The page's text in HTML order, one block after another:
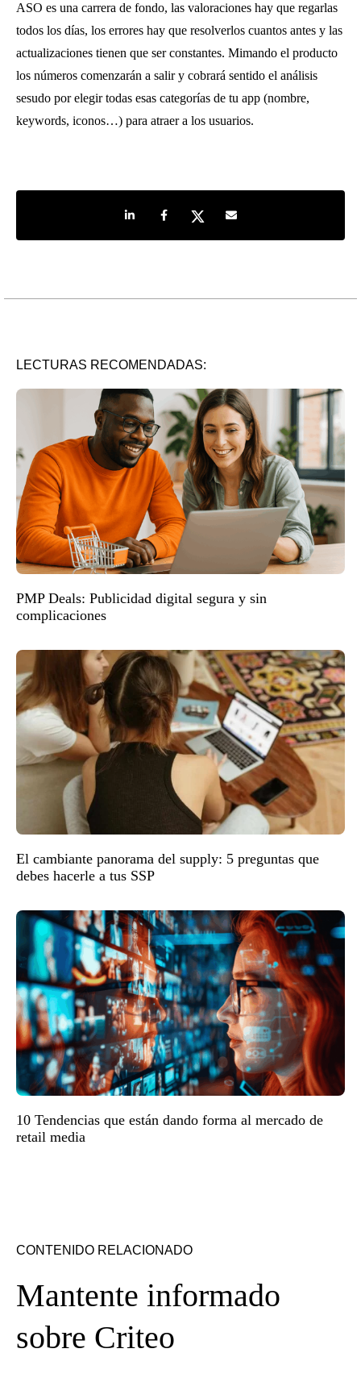
ASO es una carrera de fondo, las valoraciones hay que regarlas
todos los días, los errores hay que resolverlos cuantos antes y las
actualizaciones tienen que ser constantes. Mimando el producto
los números comenzarán a salir y cobrará sentido el análisis
sesudo por elegir todas esas categorías de tu app (nombre,
keywords, iconos…) para atraer a los usuarios.
Share on LinkedIn
Share on Facebook
Share on TwitterShare by e-mail
LECTURAS RECOMENDADAS:
PMP Deals: Publicidad digital segura y sin
complicaciones
El cambiante panorama del supply: 5 preguntas que
debes hacerle a tus SSP
10 Tendencias que están dando forma al mercado de
retail media
CONTENIDO RELACIONADO
Mantente informado
sobre Criteo